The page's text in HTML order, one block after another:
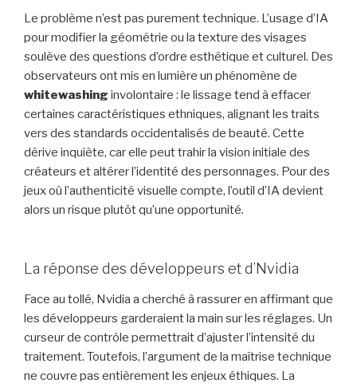
Le problème n’est pas purement technique. L’usage d’IA
pour modifier la géométrie ou la texture des visages
soulève des questions d’ordre esthétique et culturel. Des
observateurs ont mis en lumière un phénomène de
whitewashing involontaire : le lissage tend à effacer
certaines caractéristiques ethniques, alignant les traits
vers des standards occidentalisés de beauté. Cette
dérive inquiète, car elle peut trahir la vision initiale des
créateurs et altérer l’identité des personnages. Pour des
jeux où l’authenticité visuelle compte, l’outil d’IA devient
alors un risque plutôt qu’une opportunité.
La réponse des développeurs et d’Nvidia
Face au tollé, Nvidia a cherché à rassurer en affirmant que
les développeurs garderaient la main sur les réglages. Un
curseur de contrôle permettrait d’ajuster l’intensité du
traitement. Toutefois, l’argument de la maîtrise technique
ne couvre pas entièrement les enjeux éthiques. La